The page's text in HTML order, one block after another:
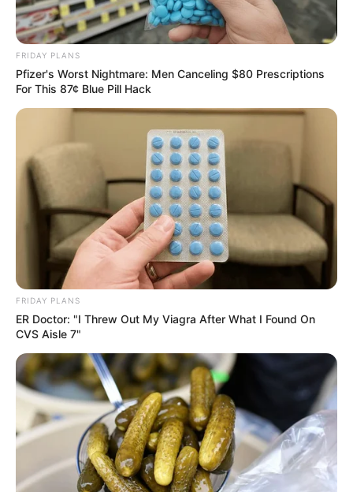
FRIDAY PLANS
Pfizer's Worst Nightmare: Men Canceling $80 Prescriptions
For This 87¢ Blue Pill Hack
FRIDAY PLANS
ER Doctor: "I Threw Out My Viagra After What I Found On
CVS Aisle 7"